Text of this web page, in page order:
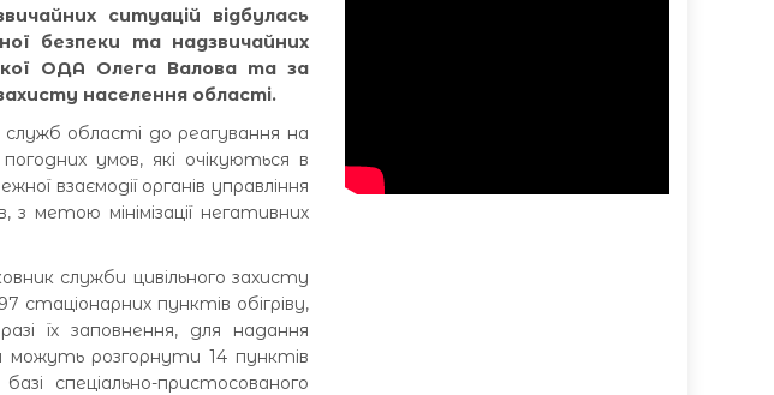
ситуацій відбулась
безпеки та надзвичайних
ОДА Олега Валова та за
захисту населення області.
області до реагування на
умов, які очікуються в
взаємодії органів управління
з метою мінімізації негативних
служби цивільного захисту
стаціонарних пунктів обігріву,
їх заповнення, для надання
можуть розгорнути 14 пунктів
спеціально-пристосованого